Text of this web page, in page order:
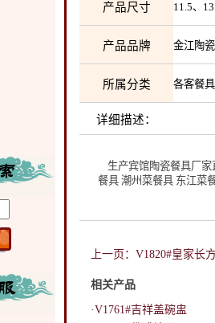
产品尺寸 11.5、
产品品牌 金江陶
所属分类 各客餐
详细描述：
生产宾馆陶瓷餐具厂家
餐具 潮州菜餐具 东江菜
上一页：V1820#皇家长
相关产品
·V1761#吉祥盖碗盅